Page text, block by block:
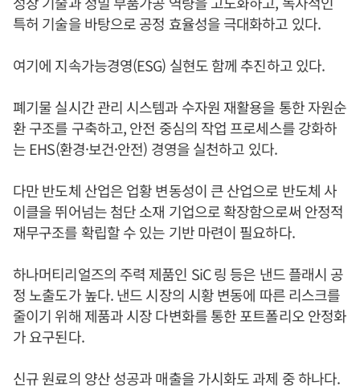
특허 기술을 바탕으로 공정 효율성을 극대화하고 있다.
여기에 지속가능경영(ESG) 실현도 함께 추진하고 있다.
폐기물 실시간 관리 시스템과 수자원 재활용을 통한 자원순
환 구조를 구축하고, 안전 중심의 작업 프로세스를 강화하
는 EHS(환경·보건·안전) 경영을 실천하고 있다.
다만 반도체 산업은 업황 변동성이 큰 산업으로 반도체 사
이클을 뛰어넘는 첨단 소재 기업으로 확장함으로써 안정적
재무구조를 확립할 수 있는 기반 마련이 필요하다.
하나머티리얼즈의 주력 제품인 SiC 링 등은 낸드 플래시 공
정 노출도가 높다. 낸드 시장의 시황 변동에 따른 리스크를
줄이기 위해 제품과 시장 다변화를 통한 포트폴리오 안정화
가 요구된다.
신규 원료의 양산 성공과 매출을 가시화도 과제 중 하나다.